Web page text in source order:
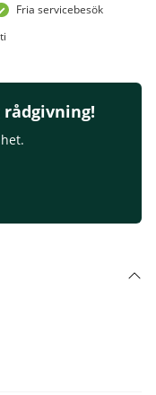
Fria servicebesök